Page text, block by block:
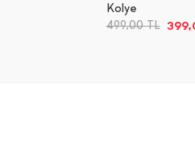
Kolye
499,00TL